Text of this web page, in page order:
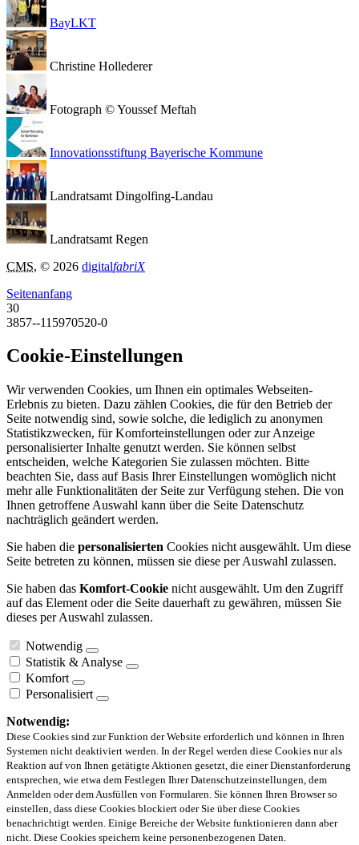
BayLKT
Christine Hollederer
Fotograph © Youssef Meftah
Innovationsstiftung Bayerische Kommune
Landratsamt Dingolfing-Landau
Landratsamt Regen
CMS, © 2026 digitalfabriX
Seitenanfang
30
3857--115970520-0
Cookie-Einstellungen
Wir verwenden Cookies, um Ihnen ein optimales Webseiten-
Erlebnis zu bieten. Dazu zählen Cookies, die für den Betrieb der
Seite notwendig sind, sowie solche, die lediglich zu anonymen
Statistikzwecken, für Komforteinstellungen oder zur Anzeige
personalisierter Inhalte genutzt werden. Sie können selbst
entscheiden, welche Kategorien Sie zulassen möchten. Bitte
beachten Sie, dass auf Basis Ihrer Einstellungen womöglich nicht
mehr alle Funktionalitäten der Seite zur Verfügung stehen. Die von
Ihnen getroffene Auswahl kann über die Seite Datenschutz
nachträglich geändert werden.
Sie haben die personalisierten Cookies nicht ausgewählt. Um diese
Seite betreten zu können, müssen sie diese per Auswahl zulassen.
Sie haben das Komfort-Cookie nicht ausgewählt. Um den Zugriff
auf das Element oder die Seite dauerhaft zu gewähren, müssen Sie
dieses per Auswahl zulassen.
Notwendig
Statistik & Analyse
Komfort
Personalisiert
Notwendig:
Diese Cookies sind zur Funktion der Website erforderlich und können in Ihren
Systemen nicht deaktiviert werden. In der Regel werden diese Cookies nur als
Reaktion auf von Ihnen getätigte Aktionen gesetzt, die einer Dienstanforderung
entsprechen, wie etwa dem Festlegen Ihrer Datenschutzeinstellungen, dem
Anmelden oder dem Ausfüllen von Formularen. Sie können Ihren Browser so
einstellen, dass diese Cookies blockiert oder Sie über diese Cookies
benachrichtigt werden. Einige Bereiche der Website funktionieren dann aber
nicht. Diese Cookies speichern keine personenbezogenen Daten.